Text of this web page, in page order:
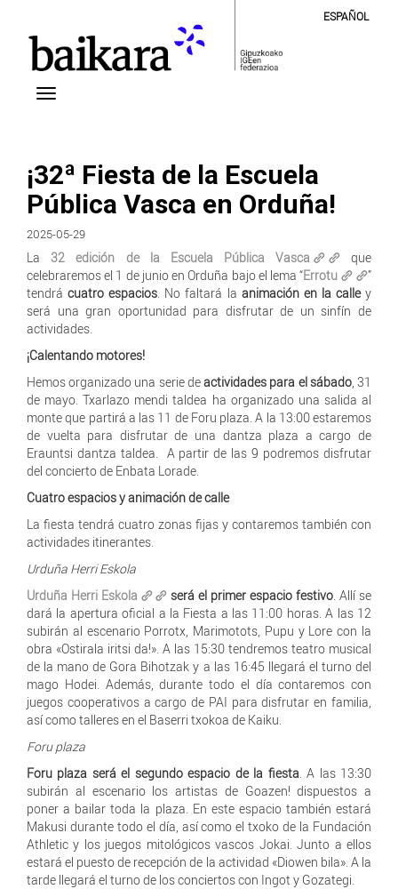
ESPAÑOL
¡32ª Fiesta de la Escuela
Pública Vasca en Orduña!
2025-05-29
La 32 edición de la Escuela Pública Vasca
que
celebraremos el 1 de junio en Orduña bajo el lema “Errotu
”
tendrácuatro espacios. No faltará la animación en la calley
será una gran oportunidad para disfrutar de un sinfín de
actividades.
¡Calentando motores!
Hemos organizado una serie deactividades para el sábado, 31
de mayo. Txarlazo mendi taldea ha organizado una salida al
monte que partirá a las 11 de Foru plaza. A la 13:00 estaremos
de vuelta para disfrutar de una dantza plaza a cargo de
Erauntsi dantza taldea. A partir de las 9 podremos disfrutar
del concierto de Enbata Lorade.
Cuatro espacios y animación de calle
La fiesta tendrá cuatro zonas fijas y contaremos también con
actividades itinerantes.
Urduña Herri Eskola
Urduña Herri Eskola
será el primer espacio festivo. Allí se
dará la apertura oficial a la Fiesta a las 11:00 horas. A las 12
subirán al escenario Porrotx, Marimotots, Pupu y Lore con la
obra «Ostirala iritsi da!». A las 15:30 tendremos teatro musical
de la mano de Gora Bihotzak y a las 16:45 llegará el turno del
mago Hodei. Además, durante todo el día contaremos con
juegos cooperativos a cargo de PAI para disfrutar en familia,
así como talleres en el Baserri txokoa de Kaiku.
Foru plaza
Foru plaza será el segundo espacio de la fiesta. A las 13:30
subirán al escenario los artistas de Goazen! dispuestos a
poner a bailar toda la plaza. En este espacio también estará
Makusi durante todo el día, así como el txoko de la Fundación
Athletic y los juegos mitológicos vascos Jokai. Junto a ellos
estará el puesto de recepción de la actividad «Diowen bila». A la
tarde llegará el turno de los conciertos con Ingot y Gozategi.